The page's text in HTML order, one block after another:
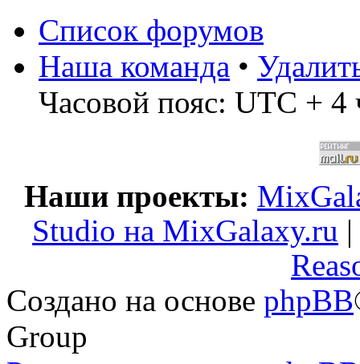
Список форумов
Наша команда •
Часовой пояс: UTC + 4
Наши проекты:
Studio на MixGalaxy.ru |
Создано на основе phpBB
Group